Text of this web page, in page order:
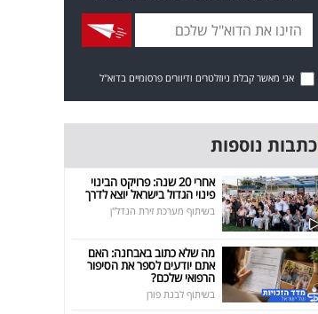
אני מאשר קבלת ניוזלטרים ודיוורים פרסומיים בדוא"ל
כתבות נוספות
אחרי 20 שנה: פרויקט הבינוי
פינוי הגדול בישראל יוצא לדרך
בשיתוף מערכת זירת הנדל"ן
מה שלא כתוב באבחנה: האם
אתם יודעים לספר את הסיפור
הרפואי שלכם?
בשיתוף לבנת פורן